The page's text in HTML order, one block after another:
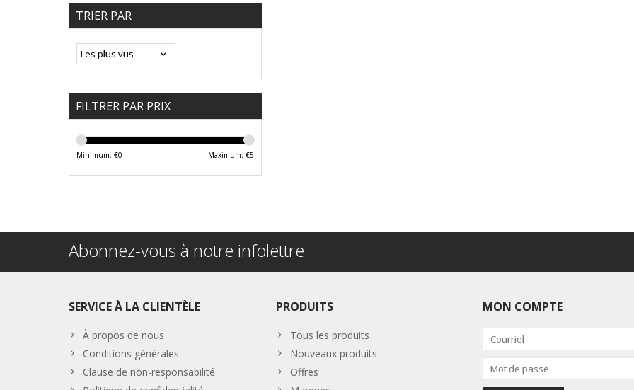
TRIER PAR
FILTRER PAR PRIX
Minimum: €0 Maximum: €5
Abonnez-vous à notre infolettre
SERVICE À LA CLIENTÈLE
À propos de nous
Conditions générales
Clause de non-responsabilité
PRODUITS
Tous les produits
Nouveaux produits
Offres
MON COMPTE